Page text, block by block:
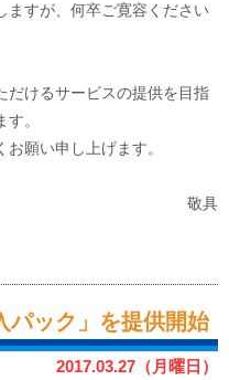
ますが、何卒ご寛容ください
だけるサービスの提供を目指
。
願い申し上げます。
敬具
パック」を提供開始
2017.03.27（月曜日）